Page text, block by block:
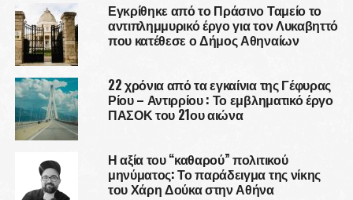
Εγκρίθηκε από το Πράσινο Ταμείο το
αντιπλημμυρικό έργο για τον Λυκαβηττό
που κατέθεσε ο Δήμος Αθηναίων
22 χρόνια από τα εγκαίνια της Γέφυρας
Ρίου – Αντιρρίου : Το εμβληματικό έργο
ΠΑΣΟΚ του 21ου αιώνα
Η αξία του “καθαρού” πολιτικού
μηνύματος: Το παράδειγμα της νίκης
του Χάρη Δούκα στην Αθήνα